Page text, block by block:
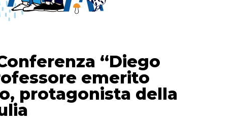
“Diego
emerito
protagonista della